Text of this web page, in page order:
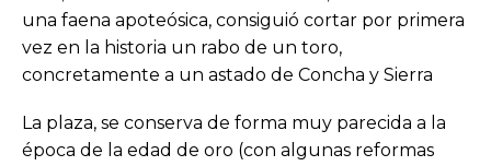
una faena apoteósica, consiguió cortar por primera
vez en la historia un rabo de un toro,
concretamente a un astado de Concha y Sierra
La plaza, se conserva de forma muy parecida a la
época de la edad de oro (con algunas reformas